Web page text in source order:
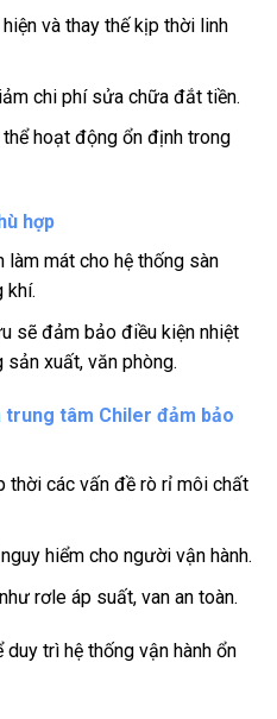
và thay thế kịp thời linh
chi phí sửa chữa đắt tiền.
hoạt động ổn định trong
hợp
mát cho hệ thống sàn
khí.
sẽ đảm bảo điều kiện nhiệt
xuất, văn phòng.
trung tâm Chiler đảm bảo
thời các vấn đề rò rỉ môi chất
hiểm cho người vận hành.
rơle áp suất, van an toàn.
trì hệ thống vận hành ổn